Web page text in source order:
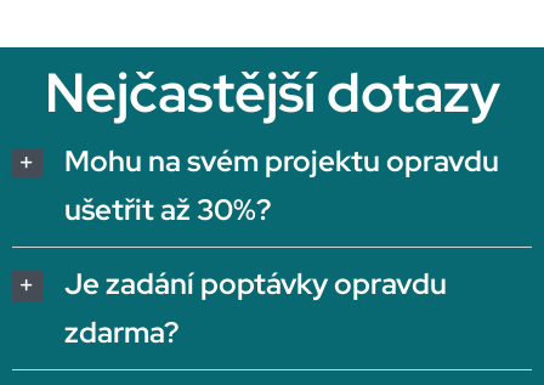
Nejčastější dotazy
Mohu na svém projektu opravdu
ušetřit až 30%?
Je zadání poptávky opravdu
zdarma?